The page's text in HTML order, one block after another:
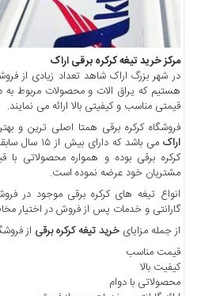
چند
رسانه
برگه
نمونه
مرکز خرید تیغه کرکره برقی اراک
در شهر بزرگ اراک شاهد تعداد زیادی از
هستیم که یراق الات و محصولات مربوط به
قیمتی مناسب و کیفیتی بالا ارائه می نمایند.
فروشگاه کرکره برقی همتا اصلی ترین و
اراک
می باشد که
کرکره برقی بوده و همواره محصولاتی با
مشتریان خود عرضه نموده است.
انواع تیغه های کرکره برقی موجود در
گارانتی و خدمات پس از فروش در اختیار
از جمله مزایایخرید تیغه کرکره برقی از
قیمت مناسب
کیفیت بالا
محصولاتی با دوام